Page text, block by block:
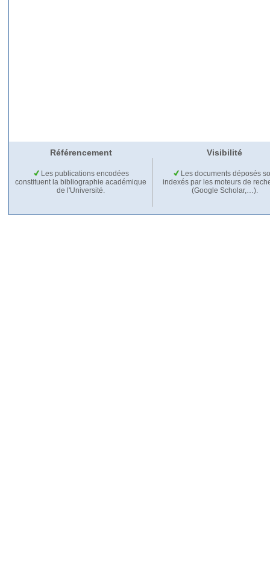
Référencement Visibilité
Les publications encodées
constituent la bibliographie académique
de l'Université.
Les documents déposés
indexés par les moteurs de
(Google Scholar,…).